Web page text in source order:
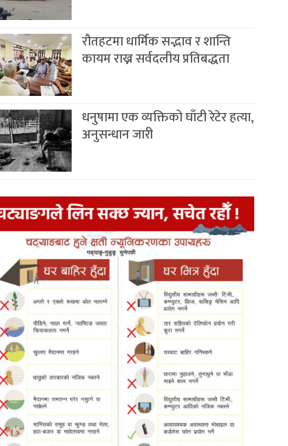
रौतहटमा धार्मिक सद्भाव र शान्ति
कायम राख्न सर्वदलीय प्रतिबद्धता
धनुषामा एक व्यक्तिको घाँटी रेटेर हत्या,
अनुसन्धान जारी